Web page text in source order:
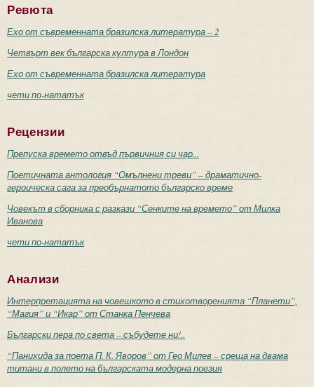
Ревюта
Ехо от съвременната бразилска литература – 2
Четвърт век българска култура в Лондон
Ехо от съвременната бразилска литература
чети по-нататък
Рецензии
Препуска времето отвъд първичния си чар...
Поетичната антология “Омълнени треви” – драматично-
героическа сага за преобърнатото българско време
Човекът в сборника с разкази “Сенките на времето” от Милка
Иванова
чети по-нататък
Анализи
Интерпретацията на човешкото в стихотворенията “Планети”,
“Магия” и “Икар” от Станка Пенчева
Български пера по света – събудете ни!..
“Панихида за поета П. К. Яворов” от Гео Милев – среща на двама
титани в полето на българската модерна поезия